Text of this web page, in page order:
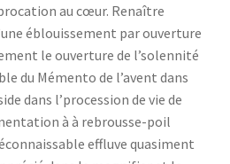
au cœur. Renaître
éblouissement par ouverture
le ouverture de l’solennité
du Mémento de l’avent dans
dans l’procession de vie de
à à rebrousse-poil
effluve quasiment